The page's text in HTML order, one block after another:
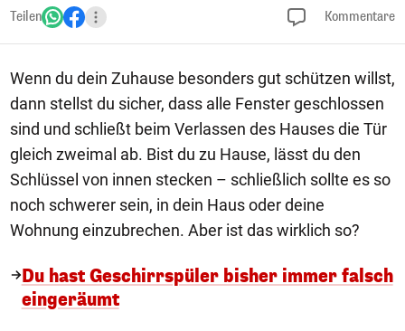
Teilen Kommentare
Wenn du dein Zuhause besonders gut schützen willst,
dann stellst du sicher, dass alle Fenster geschlossen
sind und schließt beim Verlassen des Hauses die Tür
gleich zweimal ab. Bist du zu Hause, lässt du den
Schlüssel von innen stecken – schließlich sollte es so
noch schwerer sein, in dein Haus oder deine
Wohnung einzubrechen. Aber ist das wirklich so?
Du hast Geschirrspüler bisher immer falsch
eingeräumt